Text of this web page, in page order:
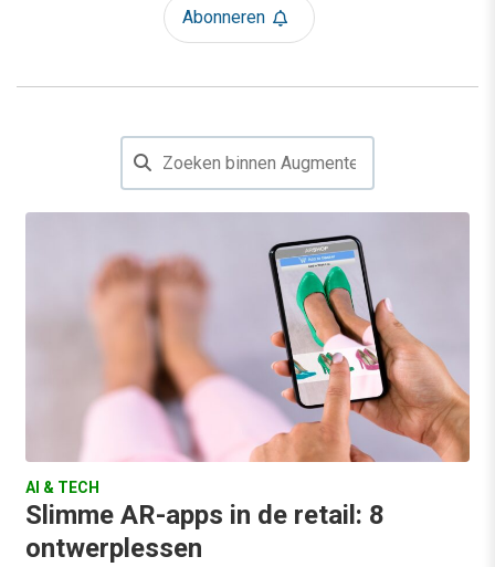
Abonneren
AI & TECH
Slimme AR-apps in de retail: 8
ontwerplessen